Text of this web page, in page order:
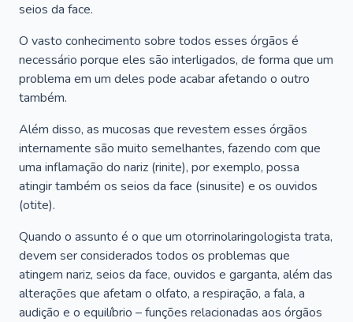
seios da face.
O vasto conhecimento sobre todos esses órgãos é
necessário porque eles são interligados, de forma que um
problema em um deles pode acabar afetando o outro
também.
Além disso, as mucosas que revestem esses órgãos
internamente são muito semelhantes, fazendo com que
uma inflamação do nariz (rinite), por exemplo, possa
atingir também os seios da face (sinusite) e os ouvidos
(otite).
Quando o assunto é o que um otorrinolaringologista trata,
devem ser considerados todos os problemas que
atingem nariz, seios da face, ouvidos e garganta, além das
alterações que afetam o olfato, a respiração, a fala, a
audição e o equilíbrio – funções relacionadas aos órgãos